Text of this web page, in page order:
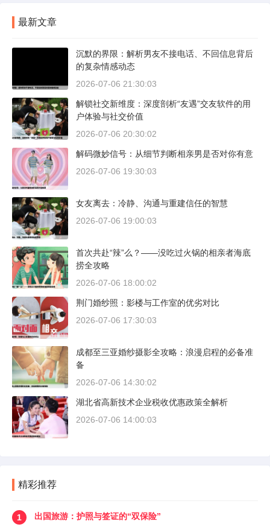
最新文章
沉默的界限：解析男友不接电话、不回信息背后
的复杂情感动态
2026-07-06 21:30:03
解锁社交新维度：深度剖析“友遇”交友软件的用
户体验与社交价值
2026-07-06 20:30:02
解码微妙信号：从细节判断相亲男是否对你有意
2026-07-06 19:30:03
女友离去：冷静、沟通与重建信任的智慧
2026-07-06 19:00:03
首次共赴“辣”么？——没吃过火锅的相亲者海底
捞全攻略
2026-07-06 18:00:02
荆门婚纱照：影楼与工作室的优劣对比
2026-07-06 17:30:03
成都至三亚婚纱摄影全攻略：浪漫启程的必备准
备
2026-07-06 14:30:02
湖北省高新技术企业税收优惠政策全解析
2026-07-06 14:00:03
精彩推荐
1
出国旅游：护照与签证的“双保险”